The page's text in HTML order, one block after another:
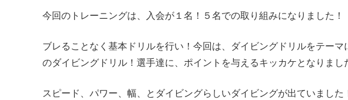
今回のトレーニングは、入会が１名！５名での取り組みになりました！
ブレることなく基本ドリルを行い！今回は、ダイビングドリルをテー
のダイビングドリル！選手達に、ポイントを与えるキッカケとなりまし
スピード、パワー、幅、とダイビングらしいダイビングが出ていまし